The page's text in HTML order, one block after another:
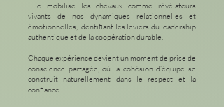
Elle mobilise les chevaux comme révélateurs
vivants de nos dynamiques relationnelles et
émotionnelles, identifiant les leviers du leadership
authentique et de la coopération durable.
Chaque expérience devient un moment de prise de
conscience partagée, où la cohésion d’équipe se
construit naturellement dans le respect et la
confiance.